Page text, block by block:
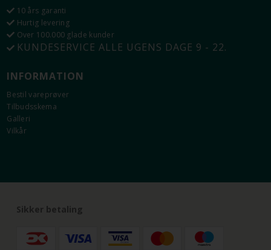
10 års garanti
Hurtig levering
Over 100.000 glade kunder
KUNDESERVICE ALLE UGENS DAGE 9 - 22.
INFORMATION
Bestil vareprøver
Tilbudsskema
Galleri
Vilkår
Sikker betaling